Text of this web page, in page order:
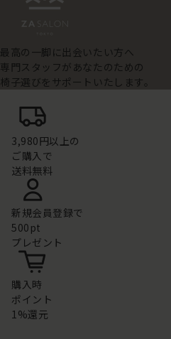
最高の一脚に出会いたい方へ
専門スタッフがあなたのための
椅子選びをサポートいたします。
3,980円以上の
ご購入で
送料無料
新規会員登録で
500pt
プレゼント
購入時
ポイント
1%還元